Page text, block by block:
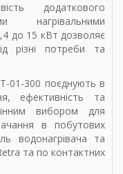
додаткового
нагрівальними
до 15 кВт дозволяє
різні потреби та
01-300 поєднують в
ефективність та
вибором для
в побутових
водонагрівача та
та по контактних